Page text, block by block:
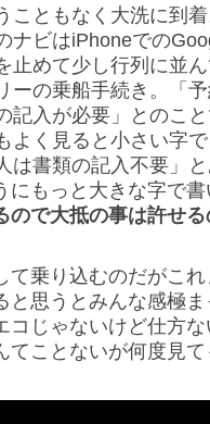
こともなく大洗に到
ナビはiPhoneでの
止めて少し行列に並
ーの乗船手続き。「
記入が必要」とのこ
よく見ると小さい字
は書類の記入不要」
にもっと大きな字で
ので大抵の事は許せ
て乗り込むのだがこ
と思うとみんな感極
コじゃないけど仕方
てことないが何度見